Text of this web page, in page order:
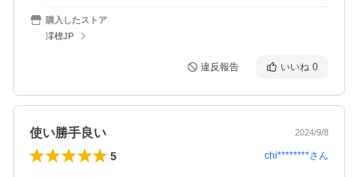
購入したストア
澪標JP
違反報告 いいね 0
使い勝手良い 2024/9/8
5 chi********さん